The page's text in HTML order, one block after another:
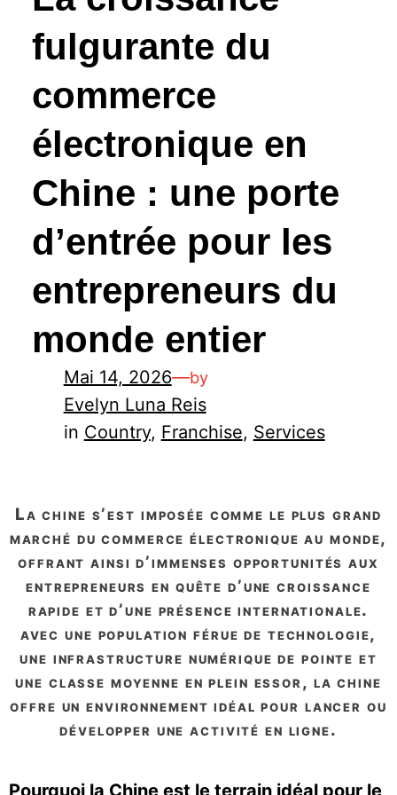
fulgurante du
commerce
électronique en
Chine : une porte
d’entrée pour les
entrepreneurs du
monde entier
Mai 14, 2026—by
Evelyn Luna Reis
in Country, Franchise, Services
la chine s’est imposée comme le plus grand
marché du commerce électronique au monde,
offrant ainsi d’immenses opportunités aux
entrepreneurs en quête d’une croissance
rapide et d’une présence internationale.
avec une population férue de technologie,
une infrastructure numérique de pointe et
une classe moyenne en plein essor, la chine
offre un environnement idéal pour lancer ou
développer une activité en ligne.
Pourquoi la Chine est le terrain idéal pour le